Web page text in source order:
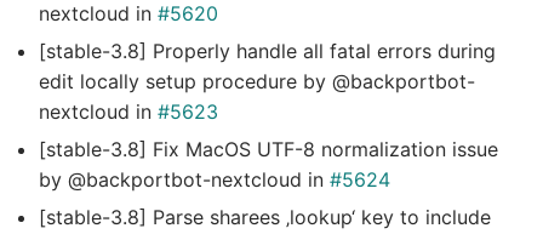
nextcloud in #5620
[stable-3.8] Properly handle all fatal errors during
edit locally setup procedure by @backportbot-
nextcloud in #5623
[stable-3.8] Fix MacOS UTF-8 normalization issue
by @backportbot-nextcloud in #5624
[stable-3.8] Parse sharees ‚lookup‘ key to include